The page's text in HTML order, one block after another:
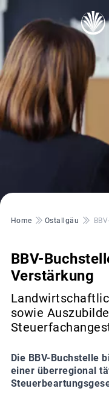
Pfadnavigation
Home Ostallgäu
BBV-
Verstärkung
sowie
Die BBV-Buchstelle
einer überregional